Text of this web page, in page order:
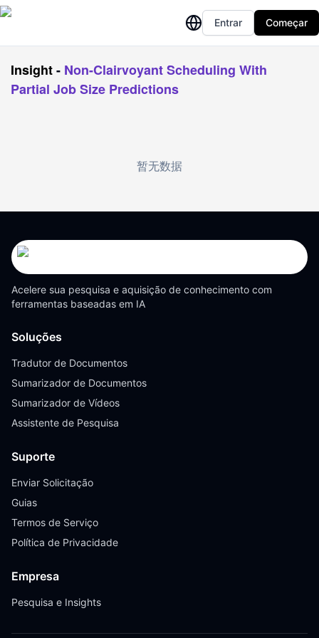
Entrar Começar
Insight- Non-Clairvoyant Scheduling With
Partial Job Size Predictions
暂无数据
Acelere sua pesquisa e aquisição de conhecimento com
ferramentas baseadas em IA
Soluções
Tradutor de Documentos
Sumarizador de Documentos
Sumarizador de Vídeos
Assistente de Pesquisa
Suporte
Enviar Solicitação
Guias
Termos de Serviço
Política de Privacidade
Empresa
Pesquisa e Insights